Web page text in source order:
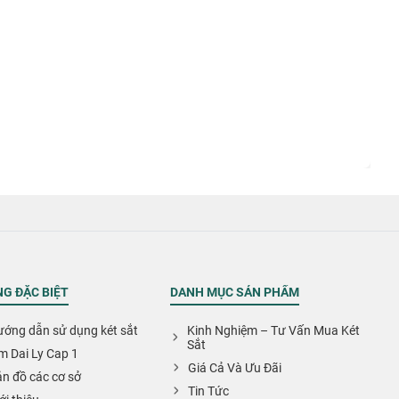
DANH MỤC SẢN PHẨM
Kinh Nghiệm – Tư Vấn Mua Két
Sắt
Giá Cả Và Ưu Đãi
Tin Tức
ĐẶC BIỆT
dẫn sử dụng két sắt
Dai Ly Cap 1
đồ các cơ sở